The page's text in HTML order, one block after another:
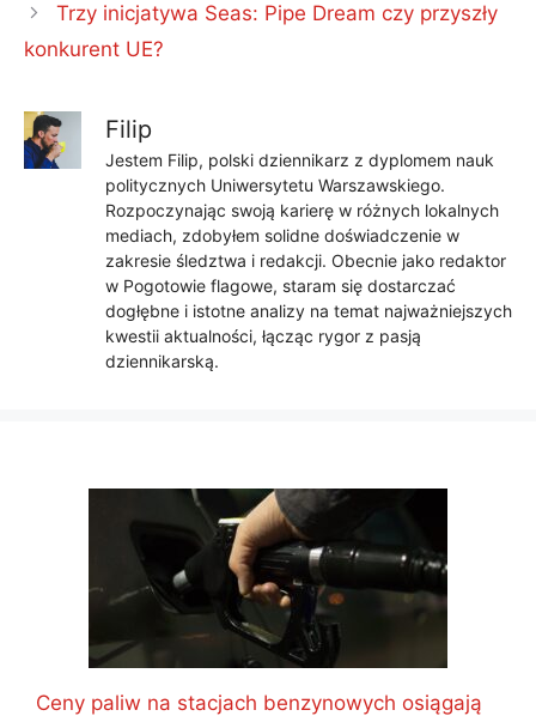
Trzy inicjatywa Seas: Pipe Dream czy przyszły
konkurent UE?
Filip
Jestem Filip, polski dziennikarz z dyplomem nauk
politycznych Uniwersytetu Warszawskiego.
Rozpoczynając swoją karierę w różnych lokalnych
mediach, zdobyłem solidne doświadczenie w
zakresie śledztwa i redakcji. Obecnie jako redaktor
w Pogotowie flagowe, staram się dostarczać
dogłębne i istotne analizy na temat najważniejszych
kwestii aktualności, łącząc rygor z pasją
dziennikarską.
Ceny paliw na stacjach benzynowych osiągają